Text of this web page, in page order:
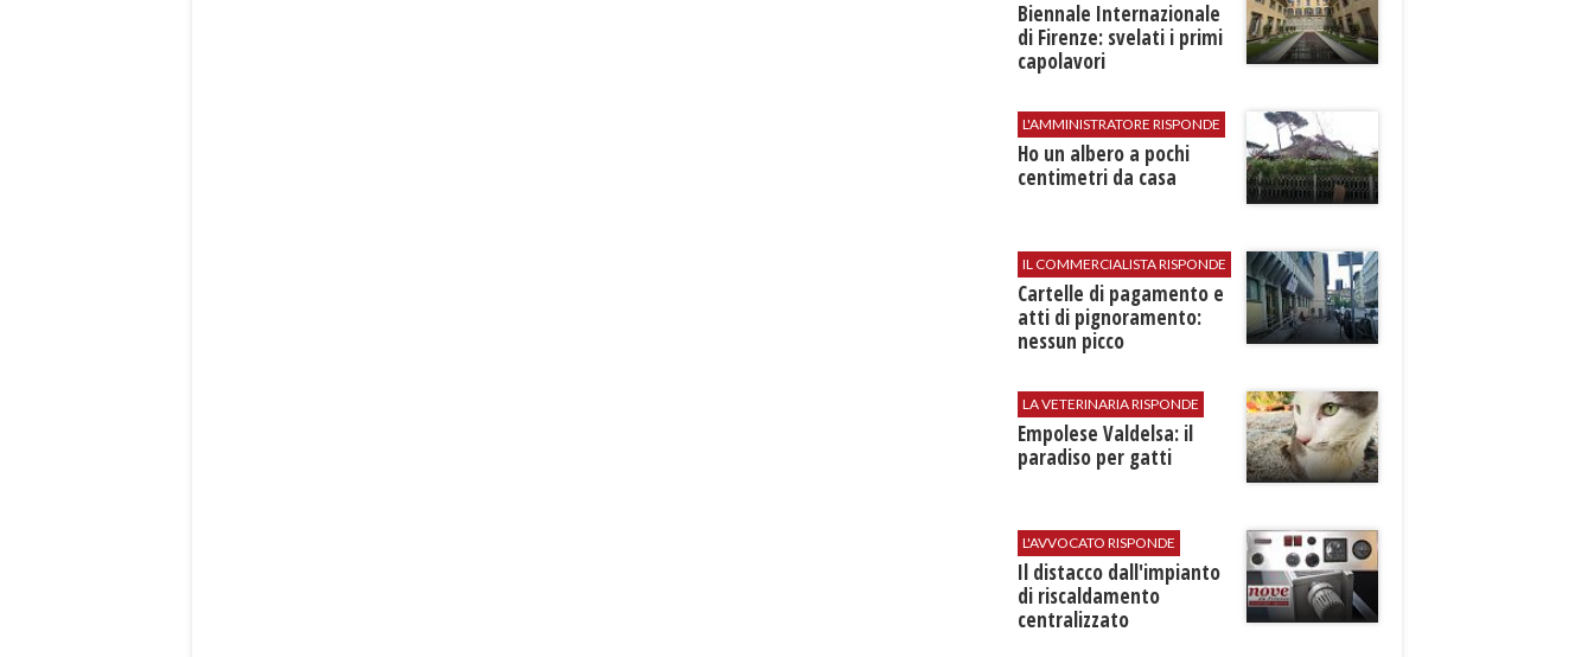
Biennale Internazionale
di Firenze: svelati i primi
capolavori
L'AMMINISTRATORE RISPONDE
Ho un albero a pochi
centimetri da casa
IL COMMERCIALISTA RISPONDE
Cartelle di pagamento e
atti di pignoramento:
nessun picco
LA VETERINARIA RISPONDE
Empolese Valdelsa: il
paradiso per gatti
L'AVVOCATO RISPONDE
Il distacco dall'impianto
di riscaldamento
centralizzato